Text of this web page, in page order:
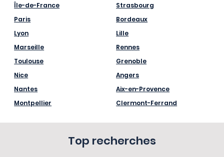
Île-de-France
Paris
Lyon
Marseille
Toulouse
Nice
Nantes
Montpellier
Strasbourg
Bordeaux
Lille
Rennes
Grenoble
Angers
Aix-en-Provence
Clermont-Ferrand
Top recherches